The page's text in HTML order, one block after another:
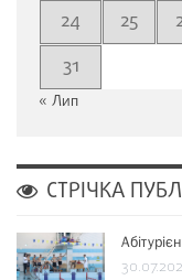
24
25
31
« Лип
СТРІЧКА